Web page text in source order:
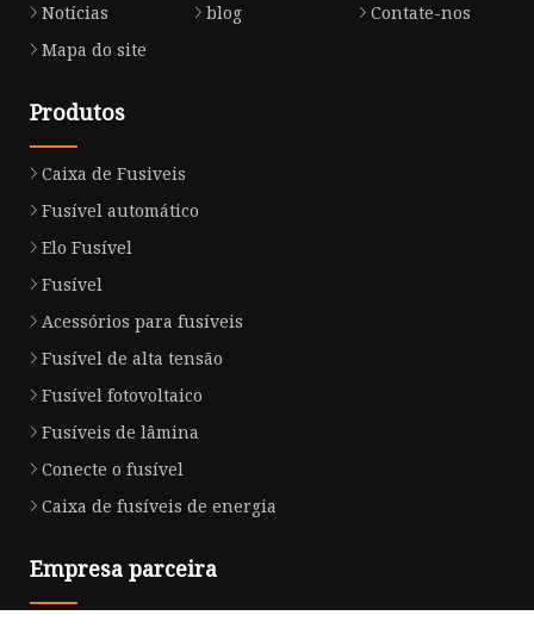
Notícias
blog
Contate-nos
Mapa do site
Produtos
Caixa de Fusiveis
Fusível automático
Elo Fusível
Fusível
Acessórios para fusíveis
Fusível de alta tensão
Fusível fotovoltaico
Fusíveis de lâmina
Conecte o fusível
Caixa de fusíveis de energia
Empresa parceira